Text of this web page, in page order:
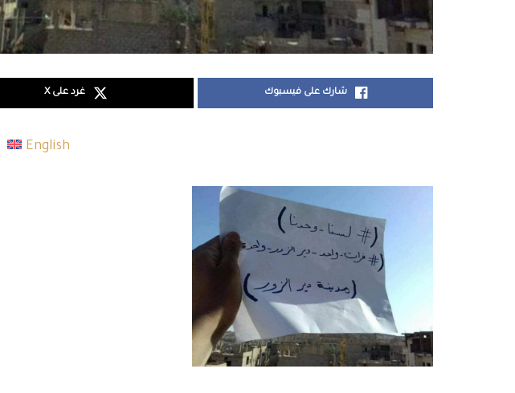
شارك على فيسبوك غرد على X
English